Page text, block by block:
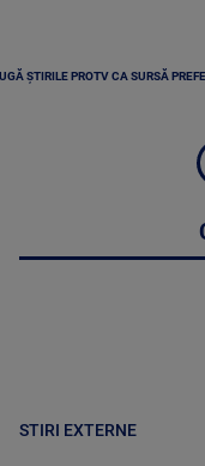
ȘTIRILE PROTV CA SURSĂ
STIRI EXTERNE